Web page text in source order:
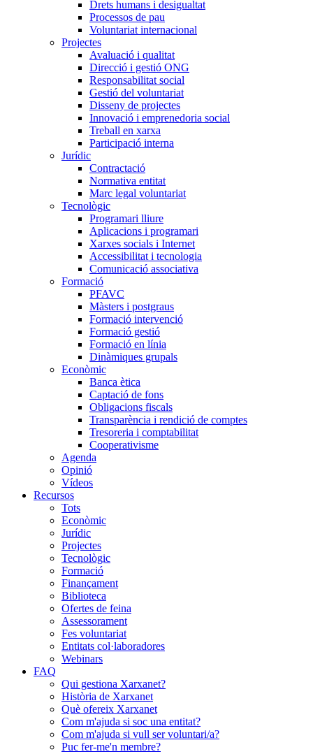
Drets humans i desigualtat
Processos de pau
Voluntariat internacional
Projectes
Avaluació i qualitat
Direcció i gestió ONG
Responsabilitat social
Gestió del voluntariat
Disseny de projectes
Innovació i emprenedoria social
Treball en xarxa
Participació interna
Jurídic
Contractació
Normativa entitat
Marc legal voluntariat
Tecnològic
Programari lliure
Aplicacions i programari
Xarxes socials i Internet
Accessibilitat i tecnologia
Comunicació associativa
Formació
PFAVC
Màsters i postgraus
Formació intervenció
Formació gestió
Formació en línia
Dinàmiques grupals
Econòmic
Banca ètica
Captació de fons
Obligacions fiscals
Transparència i rendició de comptes
Tresoreria i comptabilitat
Cooperativisme
Agenda
Opinió
Vídeos
Recursos
Tots
Econòmic
Jurídic
Projectes
Tecnològic
Formació
Finançament
Biblioteca
Ofertes de feina
Assessorament
Fes voluntariat
Entitats col·laboradores
Webinars
FAQ
Qui gestiona Xarxanet?
Història de Xarxanet
Què ofereix Xarxanet
Com m'ajuda si soc una entitat?
Com m'ajuda si vull ser voluntari/a?
Puc fer-me'n membre?